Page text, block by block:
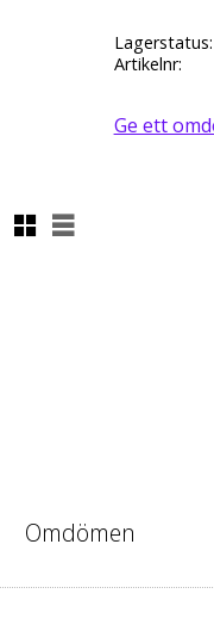
Rutnätsvy
Listvy
Lagerstatus
Artikelnr
Ge ett
Omdömen